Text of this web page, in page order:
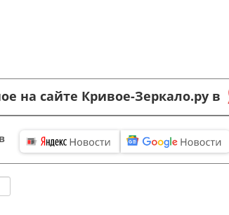
на сайте Кривое-Зеркало.ру в